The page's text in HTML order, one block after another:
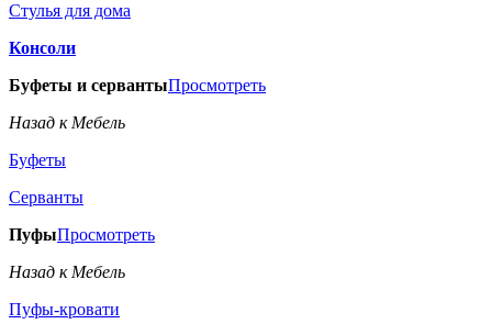
Стулья для дома
Консоли
Буфеты и сервантыПросмотреть
Назад к Мебель
Буфеты
Серванты
ПуфыПросмотреть
Назад к Мебель
Пуфы-кровати